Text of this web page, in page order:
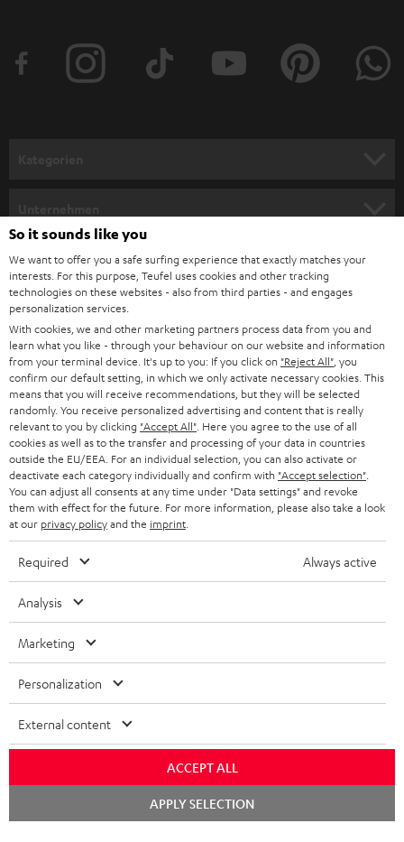
e
l
d
u
n
g
HEIMKINO-KOMPLETTANLAGEN
SOUNDBARS
SMART HOME
BLUETOOTH-LAUTSPRECHER
KOPFHÖRER
BLUETOOTH-KOPFHÖRER
STEREOANLAGEN
LAUTSPRECHER
ULTIMA-SERIE
IN-EAR-KOPFHÖRER
FANSHOP
NEUHEITEN
KARRIERE
PRESSE & MARKETING
GESCHÄFTSKUNDEN
PARTNERPROGRAMM
BLOG
NEWSLETTER
STORES
DEINE VORTEILE BEI TEUFEL
TEUFEL STORY
UNSER MANAGEMENT
NACHHALTIGKEIT
UNSERE WERTE
Teufel Onlineshops
DEUTSCHLAND
ÖSTERREICH
SCHWEIZ
NIEDERLANDE
BELGIEN
POLEN
SPANIEN
USA
Fotos abgebildete Zubehör ist nicht im Lieferumfang enthalten. Etwaige
©2026 Lautsprecher Teufel GmbH - All rights reserved.
Impressum AGB Datenschutz Daten-Einstellungen
EU Data Act
So it sounds like you
We want to offer you a safe surfing experience that exactly matches your
interests. For this purpose, Teufel uses cookies and other tracking
technologies on these websites - also from third parties - and engages
personalization services.
With cookies, we and other marketing partners process data from you and
learn what you like - through your behaviour on our website and information
from your terminal device. It's up to you: If you click on "Reject All" , you
confirm our default setting, in which we only activate necessary cookies. This
means that you will receive recommendations, but they will be selected
randomly. You receive personalized advertising and content that is really
relevant to you by clicking "Accept All" . Here you agree to the use of all
cookies as well as to the transfer and processing of your data in countries
outside the EU/EEA. For an individual selection, you can also activate or
deactivate each category individually and confirm with "Accept selection"
You can adjust all consents at any time under "Data settings" and revoke
them with effect for the future. For more information, please also take a look
at our privacy policyand the imprint
Required Always active
Analysis
Marketing
Personalization
External content
ACCEPT ALL
APPLY SELECTION